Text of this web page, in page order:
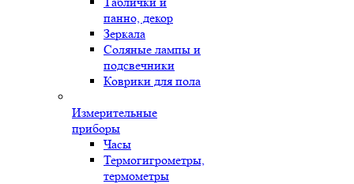
панно, декор
Зеркала
Соляные лампы и
подсвечники
Коврики для пола
Измерительные
приборы
Часы
Термогигрометры,
термометры